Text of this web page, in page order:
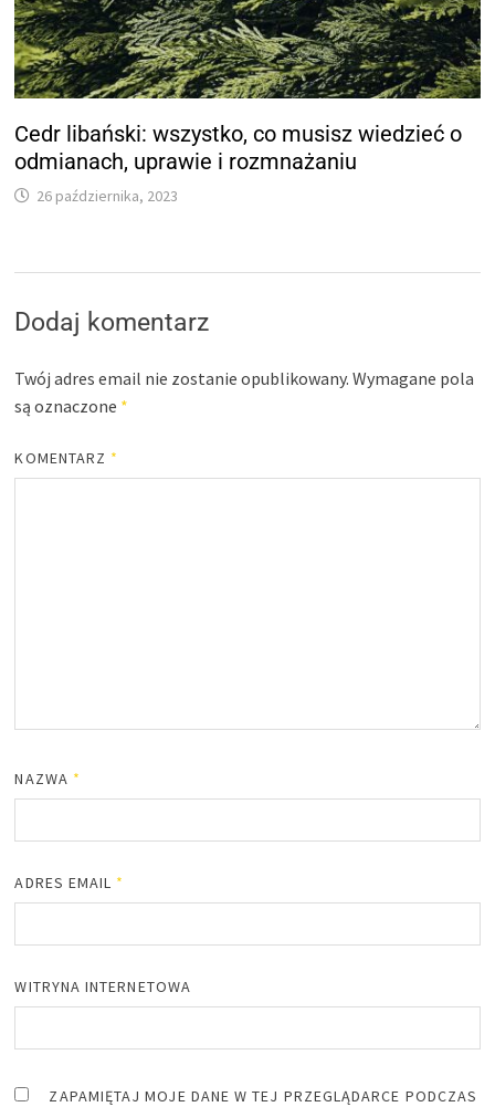
Cedr libański: wszystko, co musisz wiedzieć o
odmianach, uprawie i rozmnażaniu
26 października, 2023
Dodaj komentarz
Twój adres email nie zostanie opublikowany. Wymagane pola
są oznaczone *
KOMENTARZ *
NAZWA *
ADRES EMAIL *
WITRYNA INTERNETOWA
ZAPAMIĘTAJ MOJE DANE W TEJ PRZEGLĄDARCE PODCZAS